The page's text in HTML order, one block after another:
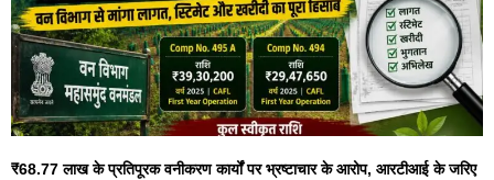
₹68.77 लाख के प्रतिपूरक वनीकरण कार्यों पर भ्रष्टाचार के आरोप, आरटीआई के जरिए